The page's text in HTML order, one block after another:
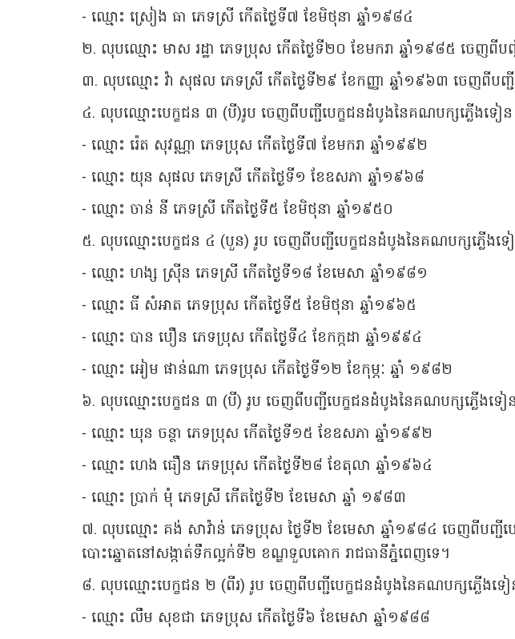
- ឈ្មោះ ស្រៀង ធា ភេទស្រី កើតថ្ងៃទី៧ ខែមិថុនា ឆ្នាំ១៩៨៤
២. លុបឈ្មោះ មាស រដ្ឋា ភេទប្រុស កើតថ្ងៃទី២០ ខែមករា ឆ្នាំ១៩៨៥ ចេញ
៣. លុបឈ្មោះ វ៉ា សុផល ភេទស្រី កើតថ្ងៃទី២៩ ខែកញ្ញា ឆ្នាំ១៩៦៣ ចេញពីប
៤. លុបឈ្មោះបេក្ខជន ៣ (បី)រូប ចេញពីបញ្ជីបេក្ខជនដំបូងនៃគណបក្សភ្លើង
- ឈ្មោះ រ៉េត សុវណ្ណា ភេទប្រុស កើតថ្ងៃទី៧ ខែមករា ឆ្នាំ១៩៩២
- ឈ្មោះ យុន សុផល ភេទស្រី កើតថ្ងៃទី១ ខែឧសភា ឆ្នាំ១៩៦៨
- ឈ្មោះ ចាន់ នី ភេទស្រី កើតថ្ងៃទី៥ ខែមិថុនា ឆ្នាំ១៩៥០
៥. លុបឈ្មោះបេក្ខជន ៤ (បួន) រូប ចេញពីបញ្ជីបេក្ខជនដំបូងនៃគណបក្សភ្លើ
- ឈ្មោះ ហង្ស ស្រ៊ីន ភេទស្រី កើតថ្ងៃទី១៨ ខែមេសា ឆ្នាំ១៩៨១
- ឈ្មោះ ធី សំអាត ភេទប្រុស កើតថ្ងៃទី៥ ខែមិថុនា ឆ្នាំ១៩៦៥
- ឈ្មោះ បាន បឿន ភេទប្រុស កើតថ្ងៃទី៤ ខែកក្កដា ឆ្នាំ១៩៩៤
- ឈ្មោះ អៀម ផាន់ណា ភេទប្រុស កើតថ្ងៃទី១២ ខែកុម្ភៈ ឆ្នាំ ១៩៨២
៦. លុបឈ្មោះបេក្ខជន ៣ (បី) រូប ចេញពីបញ្ជីបេក្ខជនដំបូងនៃគណបក្សភ្ល
- ឈ្មោះ ឃុន ចន្ថា ភេទប្រុស កើតថ្ងៃទី១៥ ខែឧសភា ឆ្នាំ១៩៩២
- ឈ្មោះ ហេង ធឿន ភេទប្រុស កើតថ្ងៃទី២៨ ខែតុលា ឆ្នាំ១៩៦៤
- ឈ្មោះ ប្រាក់ មុំ ភេទស្រី កើតថ្ងៃទី២ ខែមេសា ឆ្នាំ ១៩៨៣
៧. លុបឈ្មោះ គង់ សាវ៉ាន់ ភេទប្រុស ថ្ងៃទី២ ខែមេសា ឆ្នាំ១៩៨៤ ចេញពីបញ្
បោះឆ្នោតនៅសង្កាត់ទឹកល្អក់ទី២ ខណ្ឌទួលគោក រាជធានីភ្នំពេញទេ។
៨. លុបឈ្មោះបេក្ខជន ២ (ពីរ) រូប ចេញពីបញ្ជីបេក្ខជនដំបូងនៃគណបក្សភ្ល
- ឈ្មោះ លឹម សុខជា ភេទប្រុស កើតថ្ងៃទី៦ ខែមេសា ឆ្នាំ១៩៨៨